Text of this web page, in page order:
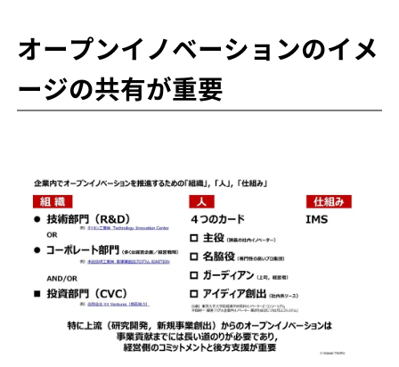
オープンイノベーションのイメ
ージの共有が重要